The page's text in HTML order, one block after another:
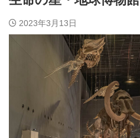
2023年3月13日